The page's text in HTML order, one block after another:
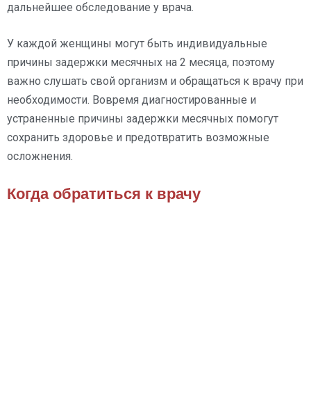
дальнейшее обследование у врача.
У каждой женщины могут быть индивидуальные
причины задержки месячных на 2 месяца, поэтому
важно слушать свой организм и обращаться к врачу при
необходимости. Вовремя диагностированные и
устраненные причины задержки месячных помогут
сохранить здоровье и предотвратить возможные
осложнения.
Когда обратиться к врачу